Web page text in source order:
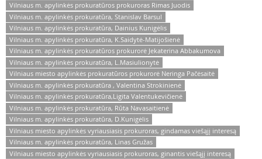
Vilniaus m. apylinkės prokuratūros prokuroras Rimas Juodis
Vilniaus m. apylinkės prokuratūra, Stanislav Barsul
Vilniaus m. apylinkės prokuratūra, Dainius Kunigėlis
Vilniaus m. apylinkės prokuratūra, K.Saidytė-Matijošienė
Vilniaus m. apylinkės prokuratūros prokurorė Jekaterina Abbakumova
Vilniaus m. apylinkės prokuratūra, L.Masiulionytė
Vilniaus miesto apylinkės prokuratūros prokurorė Neringa Pačėsaitė
Vilniaus m. apylinkės prokuratūra , Valentina Strokinienė
Vilniaus m. apylinkės prokuratūra,Ligita Valentukevičienė
Vilniaus m. apylinkės prokuratūra, Rūta Navasaitienė
Vilniaus m. apylinkės prokuratūra, D.Kunigėlis
Vilniaus miesto apylinkės vyriausiasis prokuroras, gindamas viešąjį interesą
Vilniaus m. apylinkės prokuratūra, Linas Gružas
Vilniaus miesto apylinkės vyriausiasis prokuroras, ginantis viešąjį interesą